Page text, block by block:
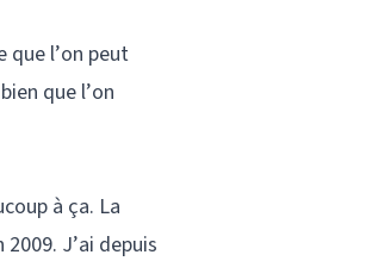
que l’on peut
que l’on
à ça. La
J’ai depuis